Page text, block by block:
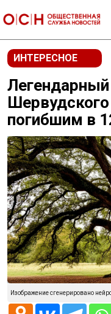
ИНТЕРЕСНОЕ
Шервудского
погибшим в
Изображение сгенерировано